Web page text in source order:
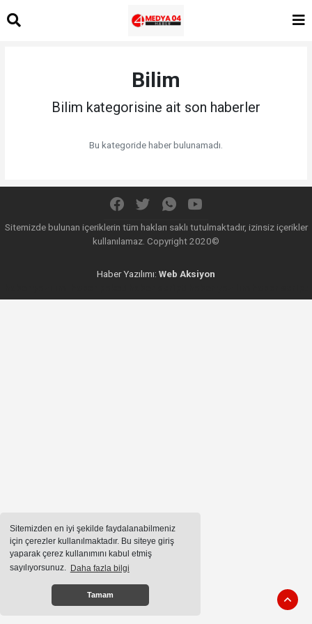
Sitemizden en iyi şekilde faydalanabilmeniz
için çerezler kullanılmaktadır. Bu siteye giriş
yaparak çerez kullanımını kabul etmiş
sayılıyorsunuz. Daha fazla bilgi
Tamam
Bilim
Bilim kategorisine ait son haberler
Bu kategoride haber bulunamadı.
Sitemizde bulunan içeriklerin tüm hakları saklı tutulmaktadır, izinsiz içerikler
kullanılamaz. Copyright 2020©
Haber Yazılımı: Web Aksiyon